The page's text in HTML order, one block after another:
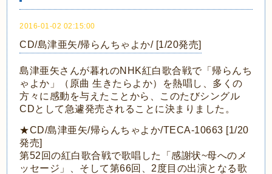
2016-01-02 02:15:00
CD/島津亜矢/帰らんちゃよか/ [1/20発売]
島津亜矢さんが暮れのNHK紅白歌合戦で「帰らんち
ゃよか」（原曲 生きたらよか）を熱唱し、多くの
方々に感動を与えたことから、このたびシングル
CDとして急遽発売されることに決まりました。
★CD/島津亜矢/帰らんちゃよか/TECA-10663 [1/20
発売]
第52回の紅白歌合戦で歌唱した「感謝状~母へのメ
ッセージ」、そして第66回、2度目の出演となる歌